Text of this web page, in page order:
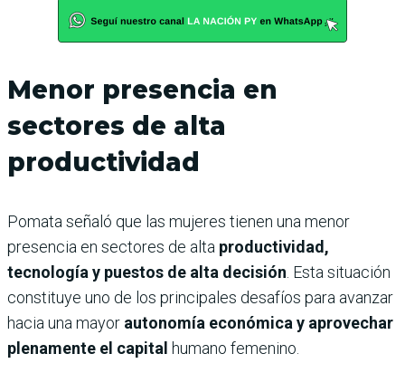
Menor presencia en
sectores de alta
productividad
Pomata señaló que las mujeres tienen una menor
presencia en sectores de alta productividad,
tecnología y puestos de alta decisión. Esta situación
constituye uno de los principales desafíos para avanzar
hacia una mayor autonomía económica y aprovechar
plenamente el capital humano femenino.